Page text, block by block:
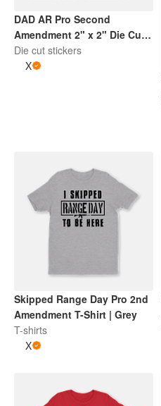
DAD AR Pro Second
Amendment 2" x 2" Die Cut
Sticker | Gradient Red and
White
Die cut stickers
X
Skipped Range Day Pro 2nd
Amendment T-Shirt | Grey
T-shirts
X